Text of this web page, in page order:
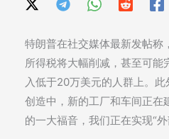
特朗普在社交媒体最新发帖称
所得税将大幅削减，甚至可能
入低于20万美元的人群上。
创造中，新的工厂和车间正在
的一大福音，我们正在实现“外